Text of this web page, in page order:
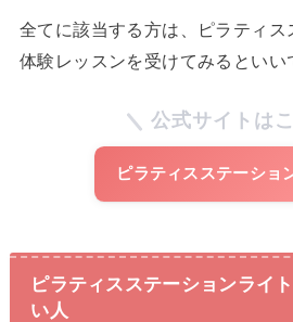
全てに該当する方は、ピラティ
体験レッスンを受けてみるといい
公式サイトは
ピラティスステーショ
ピラティスステーションライ
い人